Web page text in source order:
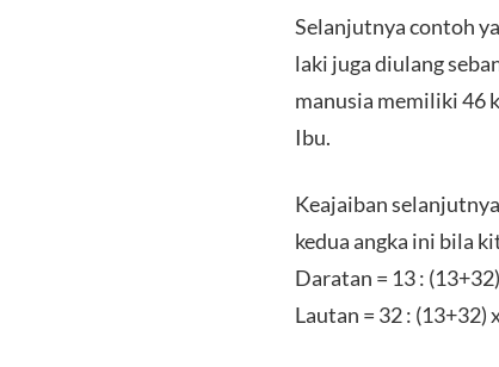
Selanjutnya contoh
laki juga diulang
manusia memiliki 46
Ibu.
Keajaiban
kedua angka ini bila
Daratan = 13 :
Lautan = 32 : (13+32)